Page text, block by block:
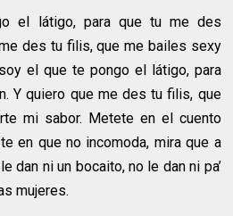
el látigo, para que tu me des
des tu filis, que me bailes sexy
el que te pongo el látigo, para
Y quiero que me des tu filis, que
mi sabor. Metete en el cuento
en que no incomoda, mira que a
dan ni un bocaito, no le dan ni pa’
mujeres.